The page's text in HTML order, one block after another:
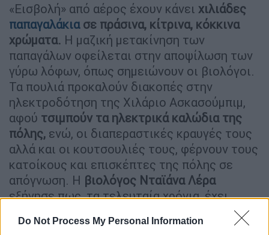
Do Not Process My Personal Information
«Εισβολή» από αέρος έχουν κάνει χιλιάδες
παπαγαλάκιασε πράσινα, κίτρινα, κόκκινα
χρώματα. Η μαζική μετακίνηση των
παπαγάλων οφείλεται στην αποψίλωση των
γύρω λόφων, όπως σημειώνουν οι βιολόγοι.
Τα πουλιά προκαλούν διακοπές στην
ηλεκτροδότηση της Χιλάριο Ασκασούμπιμ,
αφού τσιμπούν τα ηλεκτρικά καλώδια της
πόλης, ενώ, οι διαπεραστικές κραυγές τους
αλλά και οι κουτσουλιές τους, φέρνουν τους
κατοίκους και επισκέπτες της πόλης σε
απόγνωση. Η βιολόγος Νταϊάνα Λέρα
εξήγησε πως, τα τελευταία χρόνια, έχει
σταδιακά χαθεί μεγάλο μέρος των δασικών
εκτάσεων της Αργεντινής. «Οι πλαγιές